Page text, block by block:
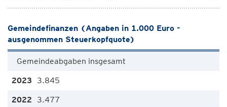
Gemeindefinanzen (Angaben in 1.000 Euro -
ausgenommen Steuerkopfquote)
Gemeindeabgaben insgesamt
3.845
3.477